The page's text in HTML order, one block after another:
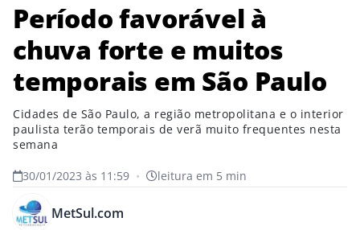
Período favorável à
chuva forte e muitos
temporais em São Paulo
Cidades de São Paulo, a região metropolitana e o interior
paulista terão temporais de verã muito frequentes nesta
semana
30/01/2023 às 11:59 • leitura em 5 min
MetSul.com